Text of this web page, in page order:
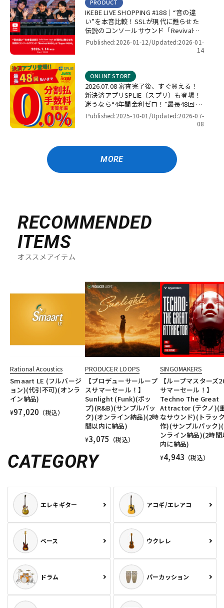
IKEBE LIVE SHOPPING #188｜“音の違
い”を本音比較！SSLが現代に甦らせた
伝説のコンソールサウンド「Revival
4000」＆「Super 9000」【presented
PRODUCT
Published:2026-01-12/Updated:2026-01-
14
2026.07.08 審査完了後、すぐ買える！
新決済アプリSPLIE（スプリ）も登場！
迷うなら“4年間金利ゼロ！”最長48回 無
金利キャンペーン
ONLINE STORE
Published:2025-10-01/Updated:2026-07-
08
MORE
RECOMMENDED
ITEMS
オススメアイテム
Rational Acoustics
Smaart LE (フルバージ
ョン)(代引不可)(オンラ
イン納品)
¥97,020 （税込）
PRODUCER LOOPS
【プロデューサーループ
スサマーセール！】
Sunlight (Funk)(ポッ
プ)(R&B)(サンプルパッ
ク)(オンライン納品)(2時
間以内に納品)
¥3,075 （税込）
SINGOMAKERS
【ループマスターズ
サマーセール！】
Techno The Great
Attractor (テクノ)(
なサウンド)(トラッ
作)(サンプルパック
ンライン納品)(2時間
内に納品)
¥4,943 （税込）
CATEGORY
エレキギター アコギ/エレアコ
ベース ウクレレ
ドラム パーカッション